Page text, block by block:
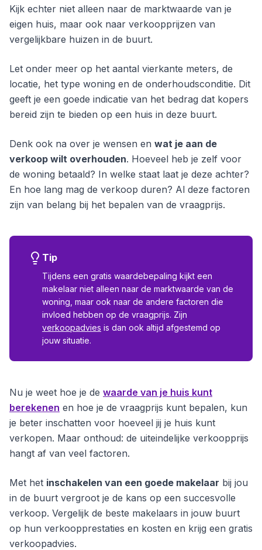
Kijk echter niet alleen naar de marktwaarde van je
eigen huis, maar ook naar verkoopprijzen van
vergelijkbare huizen in de buurt.
Let onder meer op het aantal vierkante meters, de
locatie, het type woning en de onderhoudsconditie. Dit
geeft je een goede indicatie van het bedrag dat kopers
bereid zijn te bieden op een huis in deze buurt.
Denk ook na over je wensen en wat je aan de
verkoop wilt overhouden. Hoeveel heb je zelf voor
de woning betaald? In welke staat laat je deze achter?
En hoe lang mag de verkoop duren? Al deze factoren
zijn van belang bij het bepalen van de vraagprijs.
Tip
Tijdens een gratis waardebepaling kijkt een
makelaar niet alleen naar de marktwaarde van de
woning, maar ook naar de andere factoren die
invloed hebben op de vraagprijs. Zijn
verkoopadvies is dan ook altijd afgestemd op
jouw situatie.
Nu je weet hoe je de waarde van je huis kunt
berekenen en hoe je de vraagprijs kunt bepalen, kun
je beter inschatten voor hoeveel jij je huis kunt
verkopen. Maar onthoud: de uiteindelijke verkoopprijs
hangt af van veel factoren.
Met het inschakelen van een goede makelaar bij jou
in de buurt vergroot je de kans op een succesvolle
verkoop. Vergelijk de beste makelaars in jouw buurt
op hun verkoopprestaties en kosten en krijg een gratis
verkoopadvies.